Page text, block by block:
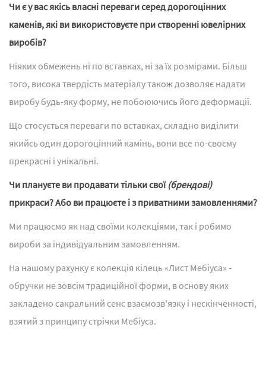
Чи є у вас якісь власні переваги серед дорогоцінних
каменів, які ви використовуєте при створенні ювелірних
виробів?
Ніяких обмежень ні по вставках, ні за їх розмірами. Більш
того, висока твердість матеріалу також дозволяє надати
виробу будь-яку форму, не побоюючись його деформації.
Що стосується переваги по вставках, складно виділити
якийсь один дорогоцінний камінь, вони все по-своєму
прекрасні і унікальні.
Чи плануєте ви продавати тільки свої (брендові)
прикраси? Або ви працюєте і з приватними замовленнями?
Ми працюємо як над своїми колекціями, так і робимо
вироби за індивідуальним замовленням.
На нашому рахунку є колекція кілець «Лист Мебіуса» -
обручки не зовсім традиційної форми, в основу яких
закладено сакральний сенс взаємозв'язку і нескінченності,
взятий з принципу стрічки Мебіуса.